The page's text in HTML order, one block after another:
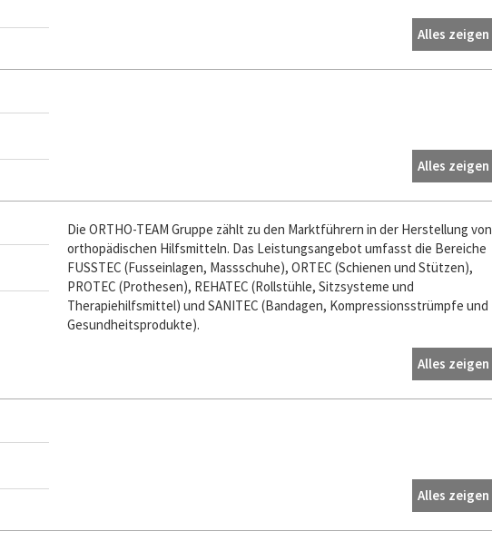
Alles zeigen
Alles zeigen
Die ORTHO-TEAM Gruppe zählt zu den Marktführern in der Herstellung von
orthopädischen Hilfsmitteln. Das Leistungsangebot umfasst die Bereiche
FUSSTEC (Fusseinlagen, Massschuhe), ORTEC (Schienen und Stützen),
PROTEC (Prothesen), REHATEC (Rollstühle, Sitzsysteme und
Therapiehilfsmittel) und SANITEC (Bandagen, Kompressionsstrümpfe und
Gesundheitsprodukte).
Alles zeigen
Alles zeigen